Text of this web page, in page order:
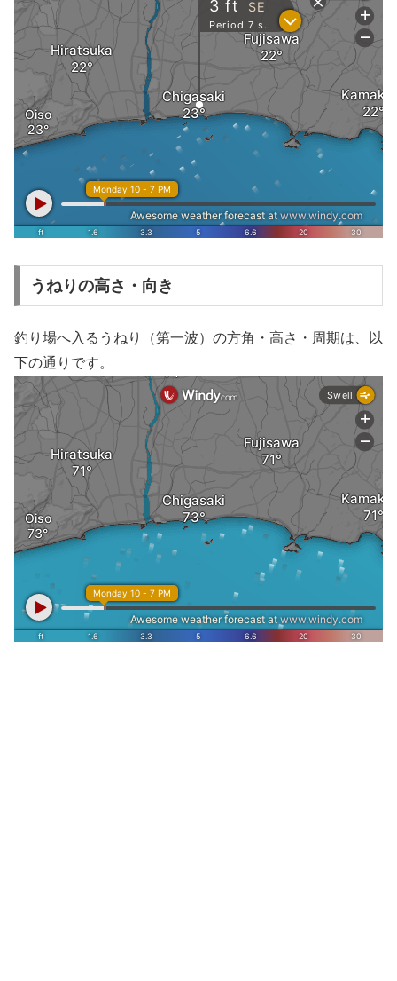
うねりの高さ・向き
釣り場へ入るうねり（第一波）の方角・高さ・周期は、以
下の通りです。